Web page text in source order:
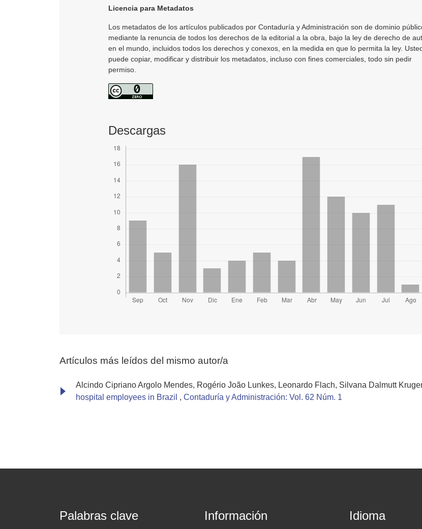
Licencia para Metadatos
Los metadatos de los artículos publicados por Contaduría y Administración son de dominio
mediante la renuncia de todos los derechos de la editorial a la obra, bajo la ley de derecho de
en el mundo, incluidos todos los derechos y conexos, en la medida en que lo permita la ley.
puede copiar, modificar y distribuir los metadatos, incluso con fines comerciales, todo sin pedir
permiso.
Descargas
Artículos más leídos del mismo autor/a
Alcindo Cipriano Argolo Mendes, Rogério João Lunkes, Leonardo Flach, Silvana Dalmutt
hospital employees in Brazil , Contaduría y Administración: Vol. 62 Núm. 1
Palabras clave Información Idioma